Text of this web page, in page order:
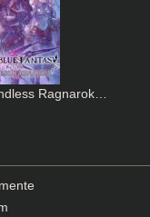
Ragnarok…